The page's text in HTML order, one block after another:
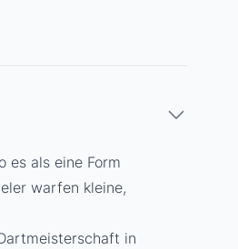
es als eine Form
warfen kleine,
in